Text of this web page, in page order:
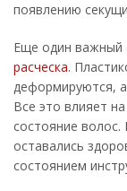
появлению
Еще один
расческа.
деформируются,
Все это влияет
состояние
оставались
состоянием